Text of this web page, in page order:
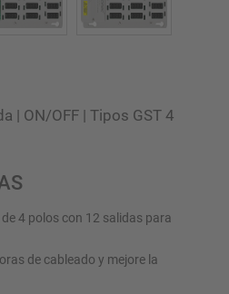
| ON/OFF | Tipos GST 4
4 polos con 12 salidas para
de cableado y mejore la